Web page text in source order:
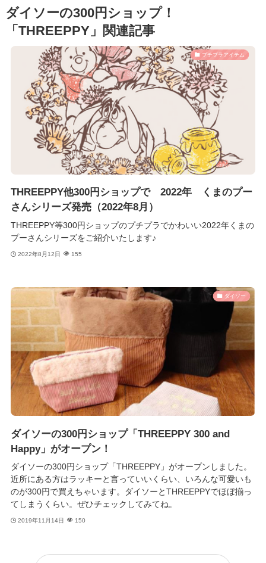
ダイソーの300円ショップ！
「THREEPPY」関連記事
プチプラアイテム
THREEPPY他300円ショップで 2022年 くまのプー
さんシリーズ発売（2022年8月）
THREEPPY等300円ショップのプチプラでかわいい2022年くまの
プーさんシリーズをご紹介いたします♪
2022年8月12日 155
ダイソー
ダイソーの300円ショップ「THREEPPY 300 and
Happy」がオープン！
ダイソーの300円ショップ「THREEPPY」がオープンしました。
近所にある方はラッキーと言っていいくらい、いろんな可愛いも
のが300円で買えちゃいます。ダイソーとTHREEPPYでほぼ揃っ
てしまうくらい。ぜひチェックしてみてね。
2019年11月14日 150